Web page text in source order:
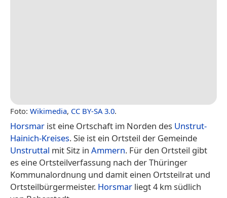
Foto: Wikimedia, CC BY-SA 3.0.
Horsmar ist eine Ortschaft im Norden des Unstrut-
Hainich-Kreises. Sie ist ein Ortsteil der Gemeinde
Unstruttal mit Sitz in Ammern. Für den Ortsteil gibt
es eine Ortsteilverfassung nach der Thüringer
Kommunalordnung und damit einen Ortsteilrat und
Ortsteilbürgermeister. Horsmar liegt 4 km südlich